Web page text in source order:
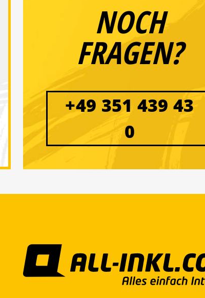
NOCH
FRAGEN?
+49 351 439 43
0